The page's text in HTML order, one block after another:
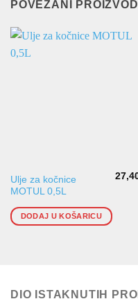
POVEZANI PROIZVODI
Ulje za kočnice
MOTUL 0,5L
DODAJ U KOŠARICU
DIO ISTAKNUTIH